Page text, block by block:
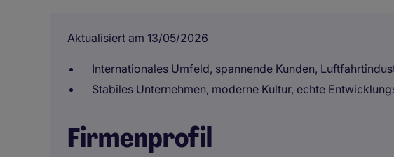
Aktualisiert am 13/05/2026
Internationales Umfeld, spannende Kunden,
Stabiles Unternehmen, moderne Kultur, echte
Firmenprofil